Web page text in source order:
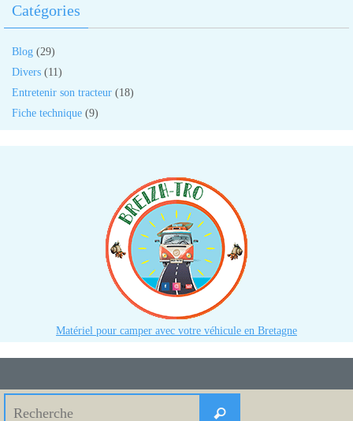
Catégories
Blog (29)
Divers (11)
Entretenir son tracteur (18)
Fiche technique (9)
Matériel pour camper avec votre véhicule en Bretagne
Recherche